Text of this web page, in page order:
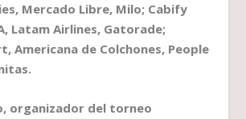
Mercado Libre, Milo; Cabify
Latam Airlines, Gatorade;
Americana de Colchones, People
organizador del torneo